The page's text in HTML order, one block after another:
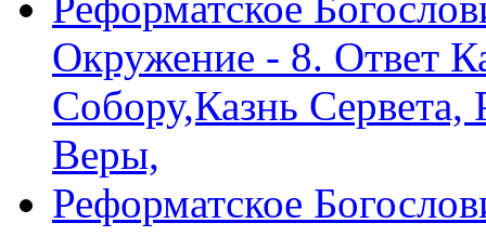
Окружение - 8. Ответ
Собору,Казнь Сервета,
Веры,
Реформатское